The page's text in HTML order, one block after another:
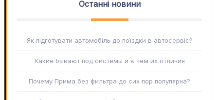
Останні новини
Як підготувати автомобіль до поїздки в автосервіс?
Какие бывают под системы и в чем их отличия
Почему Прима без фильтра до сих пор популярна?